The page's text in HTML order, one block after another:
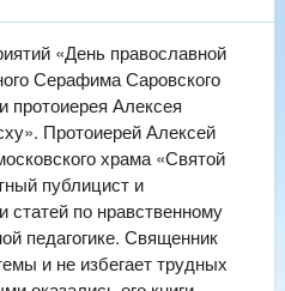
«День православной
Серафима Саровского
протоиерея Алексея
Протоиерей Алексей
храма «Святой
публицист и
статей по нравственному
педагогике. Священник
и не избегает трудных